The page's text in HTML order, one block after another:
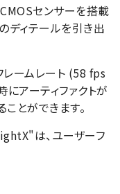
センサーを搭載
ディテールを引き出
ームレート (58 fps
アーティファクトが
とができます。
は、ユーザーフ